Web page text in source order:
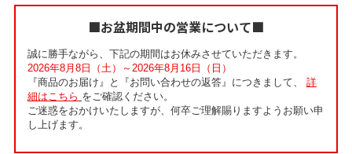
■お盆期間中の営業について■
誠に勝手ながら、下記の期間はお休みさせていただきます。
2026年8月8日（土）～2026年8月16日（日）
『商品のお届け』と『お問い合わせの返答』につきまして、 詳
細はこちら をご確認ください。
ご迷惑をおかけいたしますが、何卒ご理解賜りますようお願い申
し上げます。